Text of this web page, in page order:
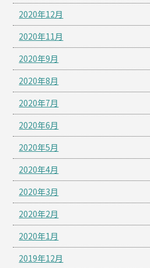
2020年12月
2020年11月
2020年9月
2020年8月
2020年7月
2020年6月
2020年5月
2020年4月
2020年3月
2020年2月
2020年1月
2019年12月